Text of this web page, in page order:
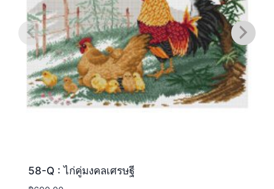
58-Q : ไก่คู่มงคลเศรษฐี